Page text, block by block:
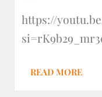
https://
READ MORE